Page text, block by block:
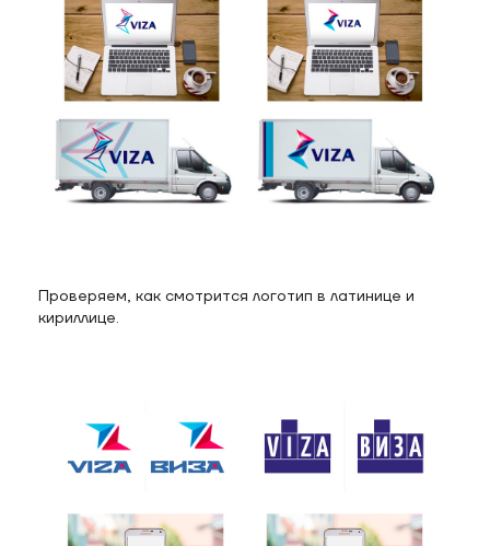
Проверяем, как смотрится логотип в латинице и
кириллице.